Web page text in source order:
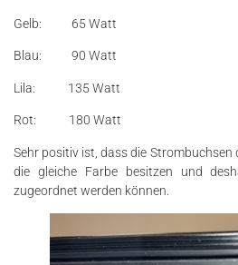
Gelb: 65 Watt
Blau: 90 Watt
Lila: 135 Watt
Rot: 180 Watt
Sehr positiv ist, dass die Strombuchsen
die gleiche Farbe besitzen und
zugeordnet werden können.